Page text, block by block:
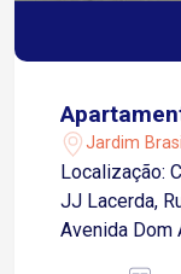
Jardim
Localização:
JJ Lacerda, Rua
Avenida Dom